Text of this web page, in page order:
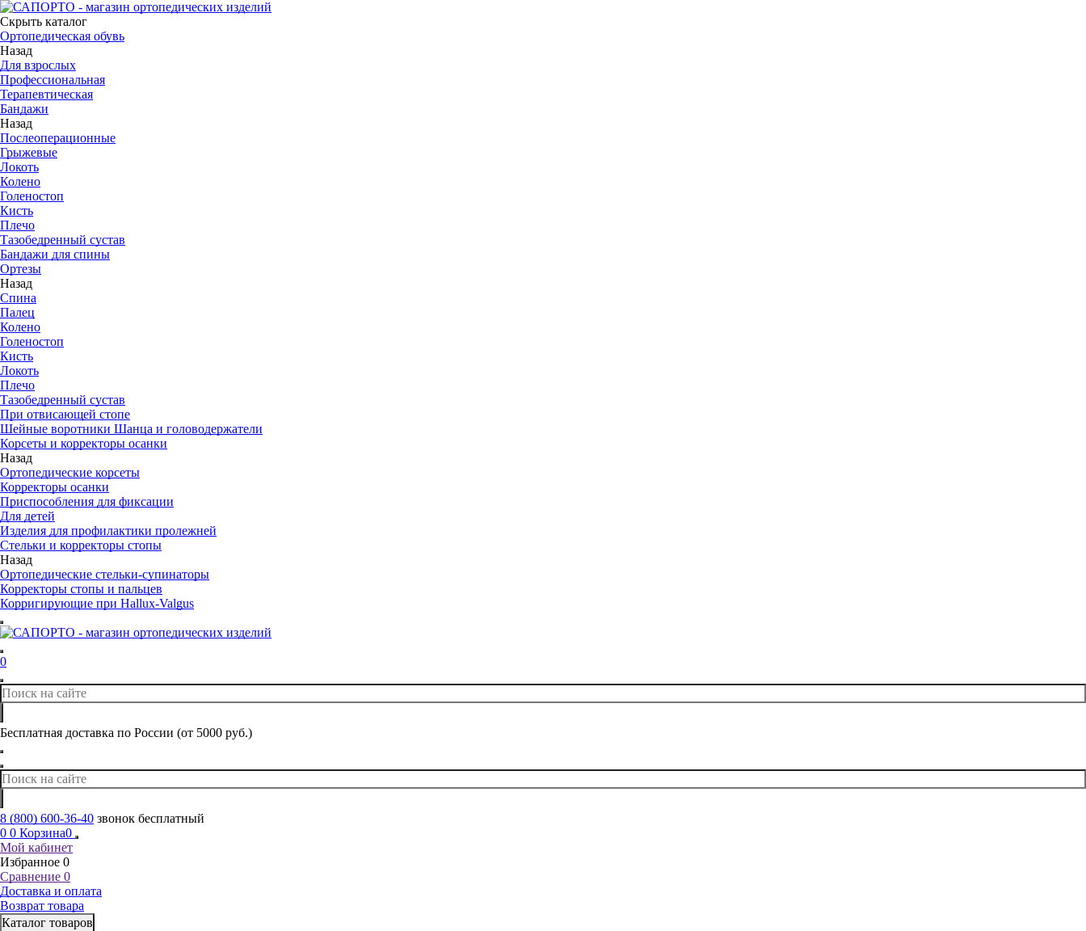
Скрыть каталог
Ортопедическая обувь
Назад
Для взрослых
Профессиональная
Терапевтическая
Бандажи
Назад
Послеоперационные
Грыжевые
Локоть
Колено
Голеностоп
Кисть
Плечо
Тазобедренный сустав
Бандажи для спины
Ортезы
Назад
Спина
Палец
Колено
Голеностоп
Кисть
Локоть
Плечо
Тазобедренный сустав
При отвисающей стопе
Шейные воротники Шанца и головодержатели
Корсеты и корректоры осанки
Назад
Ортопедические корсеты
Корректоры осанки
Приспособления для фиксации
Для детей
Изделия для профилактики пролежней
Стельки и корректоры стопы
Назад
Ортопедические стельки-супинаторы
Корректоры стопы и пальцев
Корригирующие при Hallux-Valgus
0
Бесплатная доставка по России (от 5000 руб.)
8 (800) 600-36-40 звонок бесплатный
0 0 Корзина0
Мой кабинет
Избранное 0
Сравнение 0
Доставка и оплата
Возврат товара
Каталог товаров